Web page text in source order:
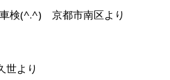
検(^.^) 京都市南区より
世より